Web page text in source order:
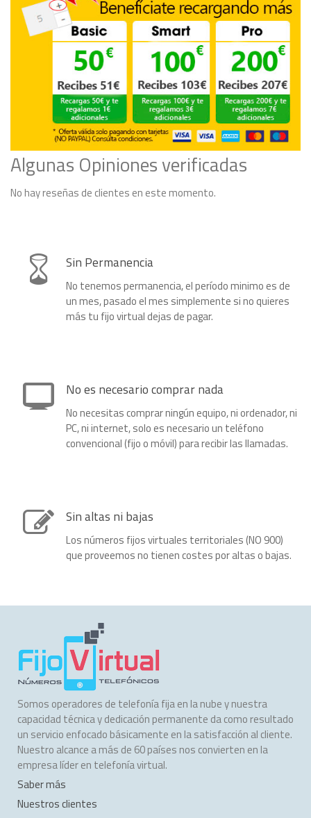
Algunas Opiniones verificadas
No hay reseñas de clientes en este momento.
Sin Permanencia
No tenemos permanencia, el período minimo es de
un mes, pasado el mes simplemente si no quieres
más tu fijo virtual dejas de pagar.
No es necesario comprar nada
No necesitas comprar ningún equipo, ni ordenador, ni
PC, ni internet, solo es necesario un teléfono
convencional (fijo o móvil) para recibir las llamadas.
Sin altas ni bajas
Los números fijos virtuales territoriales (NO 900)
que proveemos no tienen costes por altas o bajas.
Somos operadores de telefonía fija en la nube y nuestra
capacidad técnica y dedicación permanente da como resultado
un servicio enfocado básicamente en la satisfacción al cliente.
Nuestro alcance a más de 60 países nos convierten en la
empresa líder en telefonía virtual.
Saber más
Nuestros clientes